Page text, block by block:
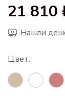
21 810
Нашли